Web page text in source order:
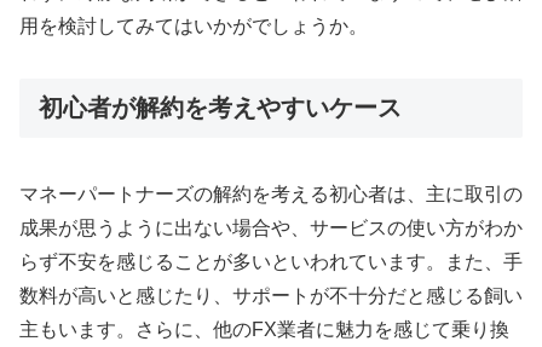
用を検討してみてはいかがでしょうか。
初心者が解約を考えやすいケース
マネーパートナーズの解約を考える初心者は、主に取引の
成果が思うように出ない場合や、サービスの使い方がわか
らず不安を感じることが多いといわれています。また、手
数料が高いと感じたり、サポートが不十分だと感じる飼い
主もいます。さらに、他のFX業者に魅力を感じて乗り換